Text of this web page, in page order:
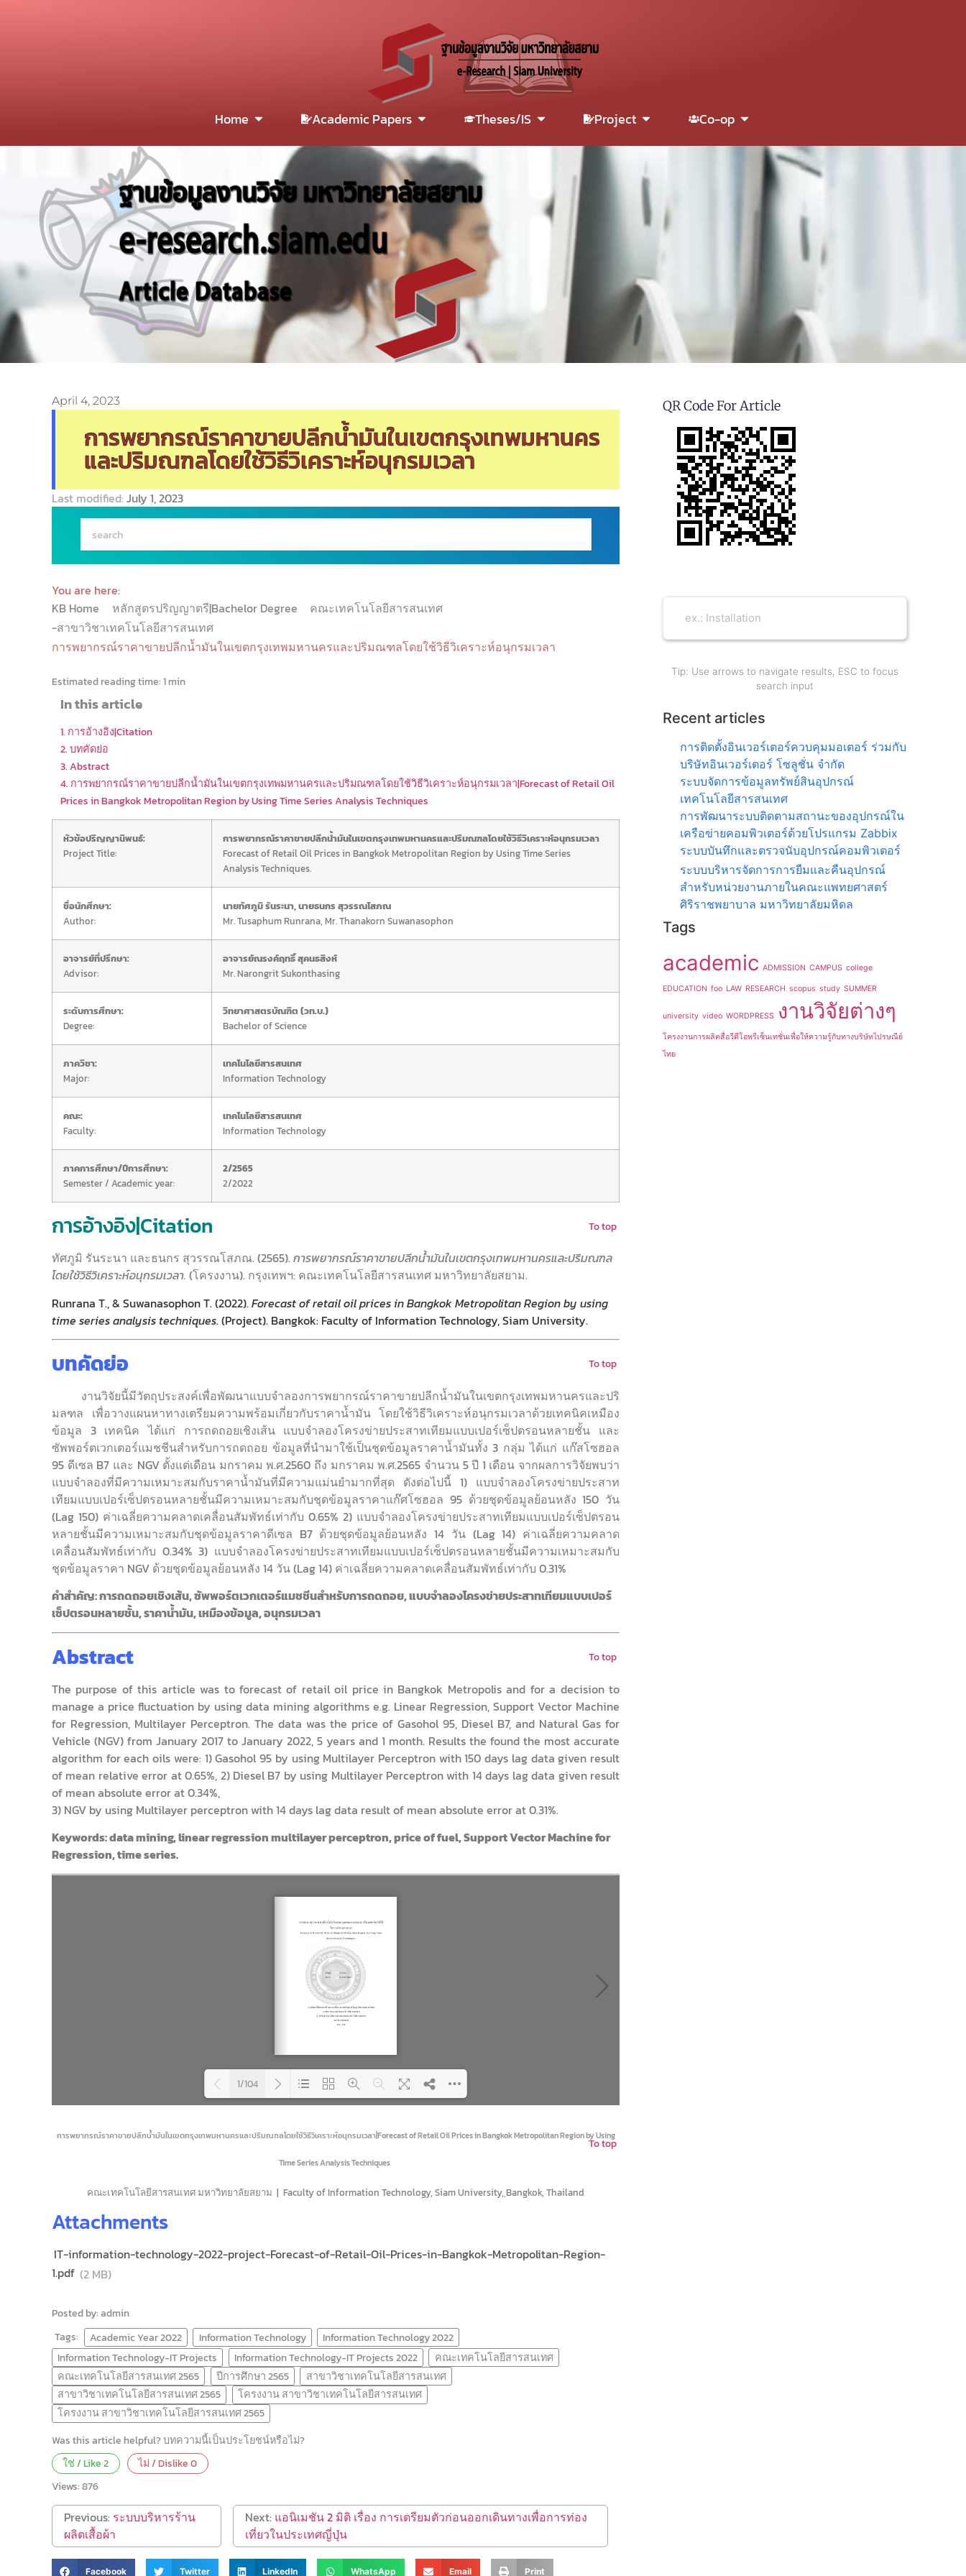
Home Academic Papers Theses/IS Project Co-op
April 4, 2023
การพยากรณ์ราคาขายปลีกน้ำมันในเขตกรุงเทพมหานคร
และปริมณฑลโดยใช้วิธีวิเคราะห์อนุกรมเวลา
Last modified: July 1, 2023
You are here:
KB Home
หลักสูตรปริญญาตรี|Bachelor Degree
คณะเทคโนโลยีสารสนเทศ
-สาขาวิชาเทคโนโลยีสารสนเทศ
การพยากรณ์ราคาขายปลีกน้ำมันในเขตกรุงเทพมหานครและปริมณฑลโดยใช้วิธีวิเคราะห์อนุกรมเวลา
Estimated reading time:1 min
In this article
1. การอ้างอิง|Citation
2. บทคัดย่อ
3. Abstract
4. การพยากรณ์ราคาขายปลีกน้ำมันในเขตกรุงเทพมหานครและปริมณฑลโดยใช้วิธีวิเคราะห์อนุกรมเวลา|Forecast of Retail Oil
Prices in Bangkok Metropolitan Region by Using Time Series Analysis Techniques
หัวข้อปริญญานิพนธ์:
Project Title:
การพยากรณ์ราคาขายปลีกน้ำมันในเขตกรุงเทพมหานครและปริมณฑลโดยใช้วิธีวิเคราะห์อนุกรมเวลา
Forecast of Retail Oil Prices in Bangkok Metropolitan Region by Using Time Series
Analysis Techniques.
ชื่อนักศึกษา:
Author:
นายทัศภูมิ รันระนา,นายธนกร สุวรรณโสภณ
Mr. Tusaphum Runrana, Mr. Thanakorn Suwanasophon
อาจารย์ที่ปรึกษา:
Advisor:
อาจารย์ณรงค์ฤทธิ์ สุคนธสิงห์
Mr. Narongrit Sukonthasing
ระดับการศึกษา:
Degree:
วิทยาศาสตรบัณฑิต (วท.บ.)
Bachelor of Science
ภาควิชา:
Major:
เทคโนโลยีสารสนเทศ
Information Technology
คณะ:
Faculty:
เทคโนโลยีสารสนเทศ
Information Technology
ภาคการศึกษา/ปีการศึกษา:
Semester / Academic year:
2/2565
2/2022
การอ้างอิง|Citation To top
ทัศภูมิ รันระนา และธนกร สุวรรณโสภณ. (2565). การพยากรณ์ราคาขายปลีกน้ำมันในเขตกรุงเทพมหานครและปริมณฑล
โดยใช้วิธีวิเคราะห์อนุกรมเวลา. (โครงงาน). กรุงเทพฯ: คณะเทคโนโลยีสารสนเทศ มหาวิทยาลัยสยาม.
Runrana T., & Suwanasophon T. (2022).Forecast of retail oil prices in Bangkok Metropolitan Region by using
time series analysis techniques. (Project). Bangkok: Faculty of Information Technology, Siam University.
บทคัดย่อ To top
งานวิจัยนี้มีวัตถุประสงค์เพื่อพัฒนาแบบจำลองการพยากรณ์ราคาขายปลีกน้ำมันในเขตกรุงเทพมหานครและปริ
มลฑล เพื่อวางแผนหาทางเตรียมความพร้อมเกี่ยวกับราคาน้ำมัน โดยใช้วิธีวิเคราะห์อนุกรมเวลาด้วยเทคนิคเหมือง
ข้อมูล 3 เทคนิค ได้แก่ การถดถอยเชิงเส้น แบบจำลองโครงข่ายประสาทเทียมแบบเปอร์เซ็ปตรอนหลายชั้น และ
ซัพพอร์ตเวกเตอร์แมชชีนสำหรับการถดถอย ข้อมูลที่นำมาใช้เป็นชุดข้อมูลราคาน้ำมันทั้ง 3 กลุ่ม ได้แก่ แก๊สโซฮอล
95 ดีเซล B7 และ NGV ตั้งแต่เดือน มกราคม พ.ศ.2560 ถึง มกราคม พ.ศ.2565 จำนวน 5 ปี 1 เดือน จากผลการวิจัยพบว่า
แบบจำลองที่มีความเหมาะสมกับราคาน้ำมันที่มีความแม่นยำมากที่สุด ดังต่อไปนี้ 1) แบบจำลองโครงข่ายประสาท
เทียมแบบเปอร์เซ็ปตรอนหลายชั้นมีความเหมาะสมกับชุดข้อมูลราคาแก๊ศโซฮอล 95 ด้วยชุดข้อมูลย้อนหลัง 150 วัน
(Lag 150) ค่าเฉลี่ยความคลาดเคลื่อนสัมพัทธ์เท่ากับ 0.65% 2) แบบจำลองโครงข่ายประสาทเทียมแบบเปอร์เซ็ปตรอน
หลายชั้นมีความเหมาะสมกับชุดข้อมูลราคาดีเซล B7 ด้วยชุดข้อมูลย้อนหลัง 14 วัน (Lag 14) ค่าเฉลี่ยความคลาด
เคลื่อนสัมพัทธ์เท่ากับ 0.34% 3) แบบจำลองโครงข่ายประสาทเทียมแบบเปอร์เซ็ปตรอนหลายชั้นมีความเหมาะสมกับ
ชุดข้อมูลราคา NGV ด้วยชุดข้อมูลย้อนหลัง 14 วัน (Lag 14) ค่าเฉลี่ยความคลาดเคลื่อนสัมพัทธ์เท่ากับ 0.31%
คำสำคัญ: การถดถอยเชิงเส้น, ซัพพอร์ตเวกเตอร์แมชชีนสำหรับการถดถอย, แบบจำลองโครงข่ายประสาทเทียมแบบเปอร์
เซ็ปตรอนหลายชั้น, ราคาน้ำมัน, เหมืองข้อมูล, อนุกรมเวลา
Abstract To top
The purpose of this article was to forecast of retail oil price in Bangkok Metropolis and for a decision to
manage a price fluctuation by using data mining algorithms e.g. Linear Regression, Support Vector Machine
for Regression, Multilayer Perceptron. The data was the price of Gasohol 95, Diesel B7, and Natural Gas for
Vehicle (NGV) from January 2017 to January 2022, 5 years and 1 month. Results the found the most accurate
algorithm for each oils were: 1) Gasohol 95 by using Multilayer Perceptron with 150 days lag data given result
of mean relative error at 0.65%, 2) Diesel B7 by using Multilayer Perceptron with 14 days lag data given result
of mean absolute error at 0.34%,
3) NGV by using Multilayer perceptron with 14 days lag data result of mean absolute error at 0.31%.
Keywords: data mining, linear regression multilayer perceptron, price of fuel, Support Vector Machine for
Regression, time series.
Loading PDF 65% ...
1/104
การพยากรณ์ราคาขายปลีกน้ำมันในเขตกรุงเทพมหานครและปริมณฑลโดยใช้วิธีวิเคราะห์อนุกรมเวลา|Forecast of Retail Oil Prices in Bangkok Metropolitan Region by Using
Time Series Analysis Techniques
To top
คณะเทคโนโลยีสารสนเทศ มหาวิทยาลัยสยาม | Faculty of Information Technology, Siam University, ฺBangkok, Thailand
Attachments
IT-information-technology-2022-project-Forecast-of-Retail-Oil-Prices-in-Bangkok-Metropolitan-Region-
1.pdf (2 MB)
Posted by: admin
Tags:
Academic Year 2022 Information Technology
Information Technology 2022
Information Technology-IT Projects
Information Technology-IT Projects 2022
คณะเทคโนโลยีสารสนเทศ
คณะเทคโนโลยีสารสนเทศ 2565
ปีการศึกษา 2565
สาขาวิชาเทคโนโลยีสารสนเทศ
สาขาวิชาเทคโนโลยีสารสนเทศ 2565
โครงงาน สาขาวิชาเทคโนโลยีสารสนเทศ
โครงงาน สาขาวิชาเทคโนโลยีสารสนเทศ 2565
Was this article helpful? บทความนี้เป็นประโยชน์หรือไม่?
ใช่ / Like2 ไม่ / Dislike0
Views:876
Previous: ระบบบริหารร้าน
ผลิตเสื้อผ้า
Next: แอนิเมชัน 2 มิติ เรื่อง การเตรียมตัวก่อนออกเดินทางเพื่อการท่อง
เที่ยวในประเทศญี่ปุ่น
Facebook Twitter LinkedIn WhatsApp Email Print
QR Code For Article
Tip: Use arrows to navigate results, ESC to focus
search input
Recent articles
การติดตั้งอินเวอร์เตอร์ควบคุมมอเตอร์ ร่วมกับ
บริษัทอินเวอร์เตอร์ โซลูชั่น จำกัด
ระบบจัดการข้อมูลทรัพย์สินอุปกรณ์
เทคโนโลยีสารสนเทศ
การพัฒนาระบบติดตามสถานะของอุปกรณ์ใน
เครือข่ายคอมพิวเตอร์ด้วยโปรแกรม Zabbix
ระบบบันทึกและตรวจนับอุปกรณ์คอมพิวเตอร์
ระบบบริหารจัดการการยืมและคืนอุปกรณ์
สำหรับหน่วยงานภายในคณะแพทยศาสตร์
ศิริราชพยาบาล มหาวิทยาลัยมหิดล
Tags
academic ADMISSION CAMPUS college
EDUCATION foo LAW RESEARCH scopus study SUMMER
university video WORDPRESS งานวิจัยต่างๆ
โครงงานการผลิตสื่อวีดีโอพรีเซ็นเทชั่นเพื่อให้ความรู้กับทางบริษัทไปรษณีย์
ไทย